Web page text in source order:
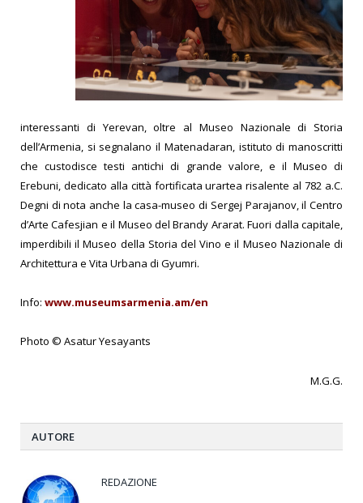
interessanti di Yerevan, oltre al Museo Nazionale di Storia
dell’Armenia, si segnalano il Matenadaran, istituto di manoscritti
che custodisce testi antichi di grande valore, e il Museo di
Erebuni, dedicato alla città fortificata urartea risalente al 782 a.C.
Degni di nota anche la casa-museo di Sergej Parajanov, il Centro
d’Arte Cafesjian e il Museo del Brandy Ararat. Fuori dalla capitale,
imperdibili il Museo della Storia del Vino e il Museo Nazionale di
Architettura e Vita Urbana di Gyumri.
Info: www.museumsarmenia.am/en
Photo © Asatur Yesayants
M.G.G.
AUTORE
REDAZIONE